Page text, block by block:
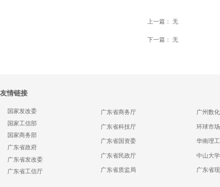
上一篇： 无
下一篇： 无
友情链接
国家发改委
国家工信部
国家商务部
广东省政府
广东省发改委
广东省工信厅
广东省商务厅
广东省科技厅
广东省国资委
广东省民政厅
广东省质监局
广州数
环球市
华南理
中山大学
广东省